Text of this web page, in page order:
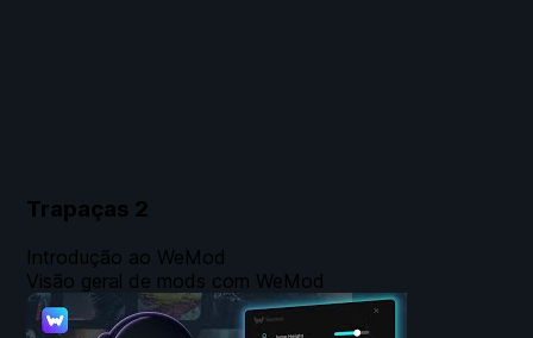
Trapaças 2
Introdução ao WeMod
Visão geral de mods com WeMod